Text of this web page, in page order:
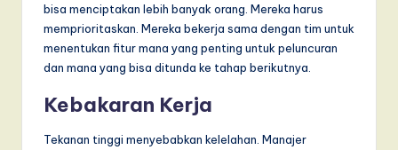
bisa menciptakan lebih banyak orang. Mereka harus
memprioritaskan. Mereka bekerja sama dengan tim untuk
menentukan fitur mana yang penting untuk peluncuran
dan mana yang bisa ditunda ke tahap berikutnya.
Kebakaran Kerja
Tekanan tinggi menyebabkan kelelahan. Manajer